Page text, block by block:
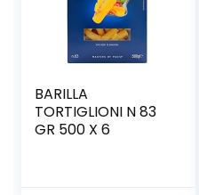
BARILLA
TORTIGLIONI N 83
GR 500 X 6